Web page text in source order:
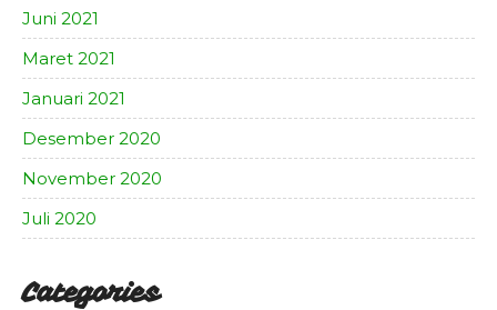
Juni 2021
Maret 2021
Januari 2021
Desember 2020
November 2020
Juli 2020
Categories